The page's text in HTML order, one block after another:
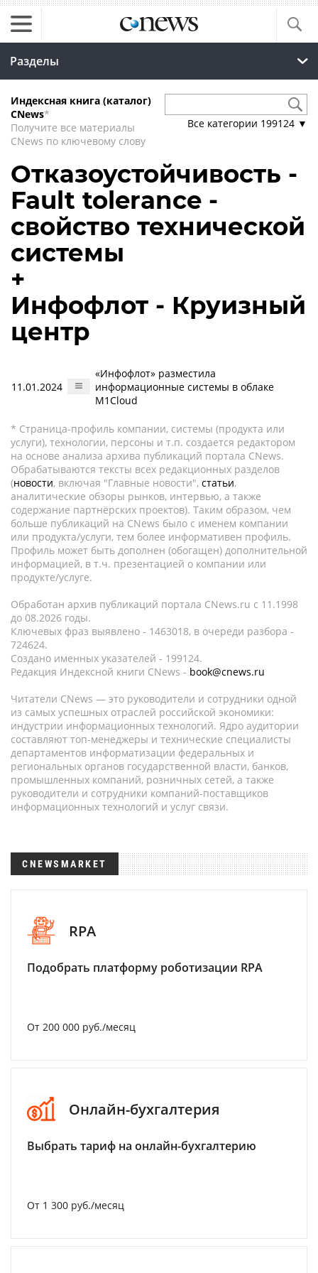
Разделы
Индексная книга (каталог)
CNews*
Получите все материалы
CNews по ключевому слову
Все категории 199124 ▼
Отказоустойчивость -
Fault tolerance -
свойство технической
системы
+
Инфофлот - Круизный
центр
11.01.2024
«Инфофлот» разместила
информационные системы в облаке
M1Cloud
* Страница-профиль компании, системы (продукта или
услуги), технологии, персоны и т.п. создается редактором
на основе анализа архива публикаций портала CNews.
Обрабатываются тексты всех редакционных разделов
(новости, включая "Главные новости", статьи,
аналитические обзоры рынков, интервью, а также
содержание партнёрских проектов). Таким образом, чем
больше публикаций на CNews было с именем компании
или продукта/услуги, тем более информативен профиль.
Профиль может быть дополнен (обогащен) дополнительной
информацией, в т.ч. презентацией о компании или
продукте/услуге.
Обработан архив публикаций портала CNews.ru c 11.1998
до 08.2026 годы.
Ключевых фраз выявлено - 1463018, в очереди разбора -
724624.
Создано именных указателей - 199124.
Редакция Индексной книги CNews - book@cnews.ru
Читатели CNews — это руководители и сотрудники одной
из самых успешных отраслей российской экономики:
индустрии информационных технологий. Ядро аудитории
составляют топ-менеджеры и технические специалисты
департаментов информатизации федеральных и
региональных органов государственной власти, банков,
промышленных компаний, розничных сетей, а также
руководители и сотрудники компаний-поставщиков
информационных технологий и услуг связи.
CNEWSMARKET
RPA
Подобрать платформу роботизации RPA
От 200 000 руб./месяц
Онлайн-бухгалтерия
Выбрать тариф на онлайн-бухгалтерию
От 1 300 руб./месяц